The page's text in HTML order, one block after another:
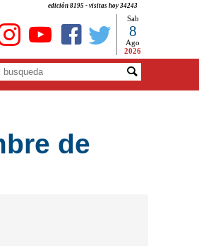
edición 8195 - visitas hoy 34243
Sab
8
Ago
2026
de